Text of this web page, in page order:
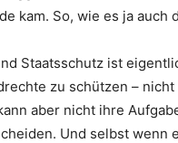
kam. So, wie es ja auch
Staatsschutz ist
zu schützen –
aber nicht ihre
Und selbst wenn